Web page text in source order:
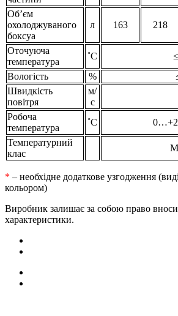
Об’єм
охолоджуваного
боксуа
л 163 218
Оточуюча
температура
˚С
Вологість
%
Швидкість
повітря
м/
с
Робоча
температура
˚С
Температурний
клас
* – необхідне додаткове узгодження
кольором)
Виробник залишає за собою право
характеристики.